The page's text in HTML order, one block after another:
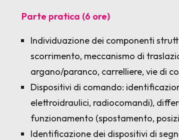
Parte pratica (6 ore)
Individuazione dei componenti
scorrimento, meccanismo di
argano/paranco, carrelliere, vie di
Dispositivi di comando:
elettroidraulici, radiocomandi),
funzionamento (spostamento,
Identificazione dei dispositivi di